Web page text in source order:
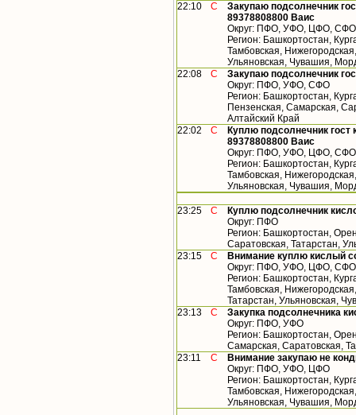
22:10 С
Закупаю подсолнечник
89378808800 Ваис
Округ: ПФО, УФО, ЦФО, СФО
Регион: Башкортостан,
Тамбовская,
Ульяновская, Чувашия,
22:08
С
Закупаю подсолнечник
Округ: ПФО, УФО, СФО
Регион: Башкортостан,
Пензенская, Самарская,
Алтайский Край
22:02
С
Куплю подсолнечник
89378808800 Ваис
Округ: ПФО, УФО, ЦФО, СФО
Регион: Башкортостан,
Тамбовская,
Ульяновская, Чувашия,
23:25 С
Куплю подсолнечник
Округ: ПФО
Регион: Башкортостан,
Саратовская, Татарстан,
23:15
С
Внимание куплю кислый
Округ: ПФО, УФО, ЦФО, СФО
Регион: Башкортостан,
Тамбовская,
Татарстан, Ульяновская,
23:13
С
Закупка подсолнечника
Округ: ПФО, УФО
Регион: Башкортостан,
Самарская, Саратовская,
23:11
С
Внимание закупаю не
Округ: ПФО, УФО, ЦФО
Регион: Башкортостан,
Тамбовская,
Ульяновская, Чувашия,